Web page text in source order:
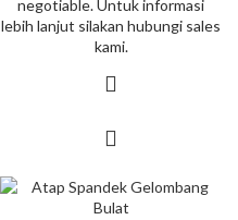
negotiable. Untuk informasi
lebih lanjut silakan hubungi sales
kami.